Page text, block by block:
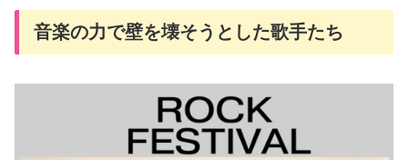
音楽の力で壁を壊そうとした歌手たち